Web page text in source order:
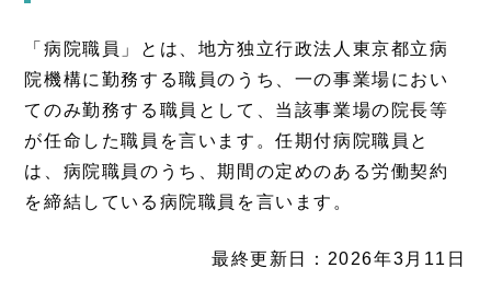
「病院職員」とは、地方独立行政法人東京都立病
院機構に勤務する職員のうち、一の事業場におい
てのみ勤務する職員として、当該事業場の院長等
が任命した職員を言います。任期付病院職員と
は、病院職員のうち、期間の定めのある労働契約
を締結している病院職員を言います。
最終更新日：2026年3月11日